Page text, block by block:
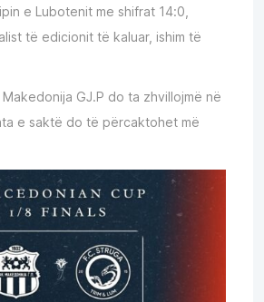
e Lubotenit me shifrat 14:0,
të edicionit të kaluar, ishim të
GJ.P do ta zhvillojmë në
e saktë do të përcaktohet më